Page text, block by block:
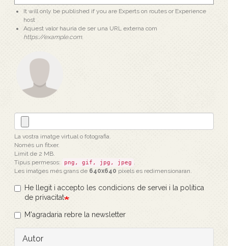
It will only be published if you are Experts on routes or Experience
host
Aquest valor hauria de ser una URL externa com
https://example.com.
La vostra imatge virtual o fotografia.
Només un fitxer.
Límit de 2 MB.
Tipus permesos:
png, gif, jpg, jpeg .
Les imatges més grans de 640x640 píxels es redimensionaran.
He llegit i accepto les condicions de servei i la política
de privacitat
M'agradaria rebre la newsletter
Autor